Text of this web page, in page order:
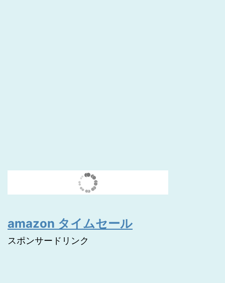
amazon タイムセール
スポンサードリンク